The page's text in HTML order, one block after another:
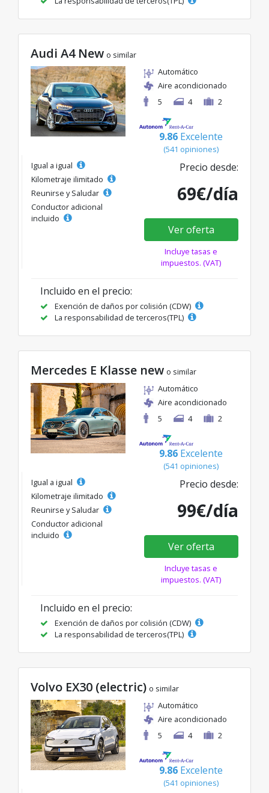
Audi A4 New o similar
Automático
Aire acondicionado
5
4 2
9.86 Excelente
(541 opiniones)
Igual a igual
Kilometraje ilimitado
Reunirse y Saludar
Conductor adicional
incluido
Precio desde:
69€/día
Ver oferta
Incluye tasas e
impuestos. (VAT)
Incluido en el precio:
Exención de daños por colisión (CDW)
La responsabilidad de terceros(TPL)
Mercedes E Klasse new o similar
Automático
Aire acondicionado
5
4 2
9.86 Excelente
(541 opiniones)
Igual a igual
Kilometraje ilimitado
Reunirse y Saludar
Conductor adicional
incluido
Precio desde:
99€/día
Ver oferta
Incluye tasas e
impuestos. (VAT)
Incluido en el precio:
Exención de daños por colisión (CDW)
La responsabilidad de terceros(TPL)
Volvo EX30 (electric) o similar
Automático
Aire acondicionado
5
4 2
9.86 Excelente
(541 opiniones)